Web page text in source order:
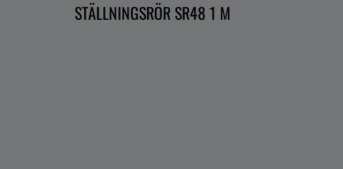
STÄLLNINGSRÖR SR48 1 M